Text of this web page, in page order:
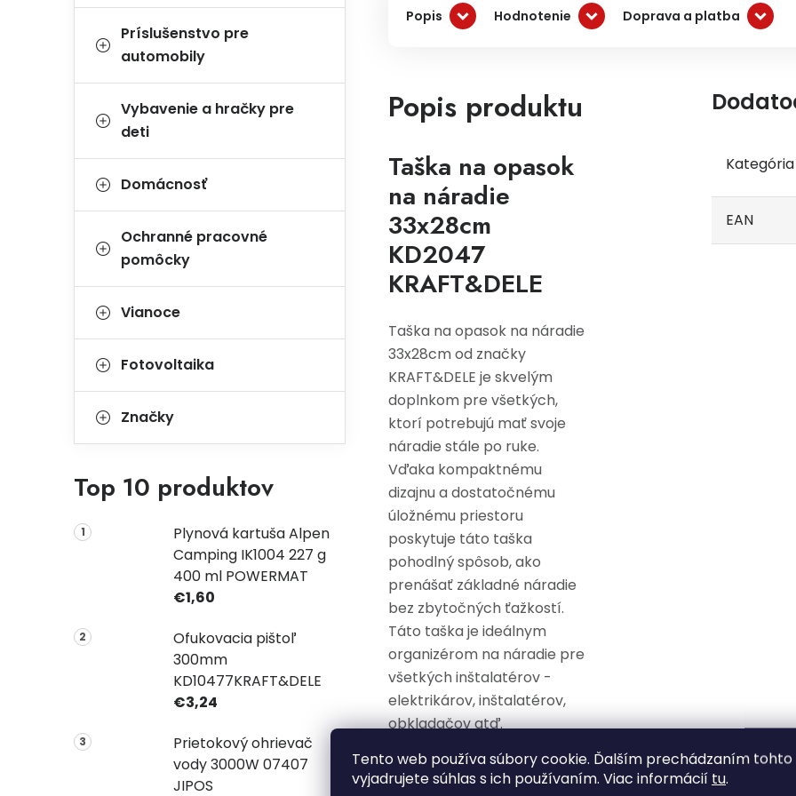
Tento web používa súbory cookie. Ďalším prechádzaním tohto
vyjadrujete súhlas s ich používaním. Viac informácií tu.
Príslušenstvo pre
automobily
Vybavenie a hračky pre
deti
Domácnosť
Ochranné pracovné
pomôcky
Vianoce
Fotovoltaika
Značky
Top 10 produktov
Plynová kartuša Alpen
Camping IK1004 227 g
400 ml POWERMAT
€1,60
Ofukovacia pištoľ
300mm
KD10477KRAFT&DELE
€3,24
Prietokový ohrievač
vody 3000W 07407
JIPOS
Popis Hodnotenie Doprava a platba
Popis produktu
Taška na opasok
na náradie
33x28cm
KD2047
KRAFT&DELE
Taška na opasok na náradie
33x28cm od značky
KRAFT&DELE je skvelým
doplnkom pre všetkých,
ktorí potrebujú mať svoje
náradie stále po ruke.
Vďaka kompaktnému
dizajnu a dostatočnému
úložnému priestoru
poskytuje táto taška
pohodlný spôsob, ako
prenášať základné náradie
bez zbytočných ťažkostí.
Táto taška je ideálnym
organizérom na náradie pre
všetkých inštalatérov -
elektrikárov, inštalatérov,
obkladačov atď.
Popis: V súčasnosti je na
trhu viac ako 10 000
Kategória
EAN